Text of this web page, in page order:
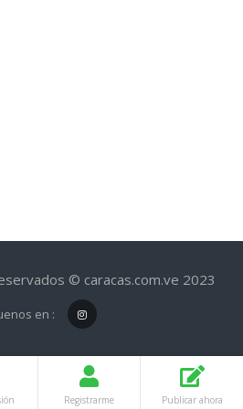
Registrarme Publicar ahora
© caracas.com.ve 2023
en :